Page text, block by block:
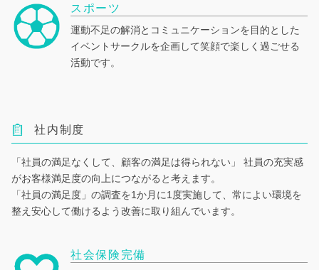
スポーツ
運動不足の解消とコミュニケーションを目的とした
イベントサークルを企画して笑顔で楽しく過ごせる
活動です。
社内制度
「社員の満足なくして、顧客の満足は得られない」
社員の充実感
がお客様満足度の向上につながると考えます。
「社員の満足度」の調査を1か月に1度実施して、常によい環境を
整え安心して働けるよう改善に取り組んでいます。
社会保険完備